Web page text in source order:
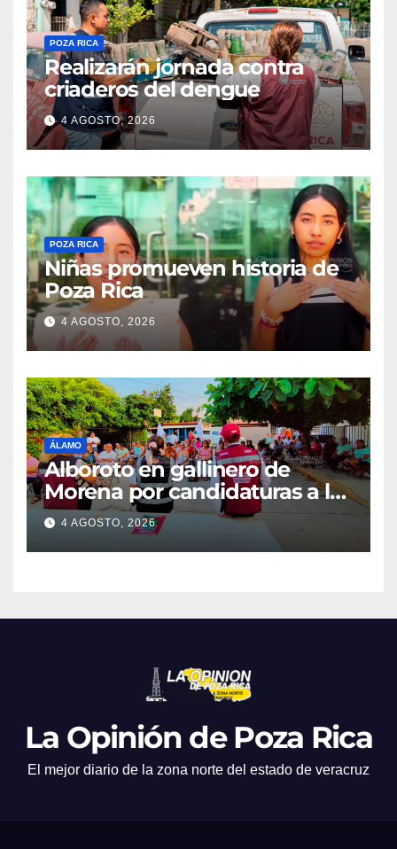
POZA RICA
Realizarán jornada contra
criaderos del dengue
4 AGOSTO, 2026
POZA RICA
Niñas promueven historia de
Poza Rica
4 AGOSTO, 2026
ÁLAMO
Alboroto en gallinero de
Morena por candidaturas a la
diputación
4 AGOSTO, 2026
La Opinión de Poza Rica
El mejor diario de la zona norte del estado de veracruz